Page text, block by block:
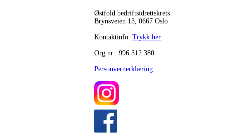
Østfold bedriftsidrettskrets
Brynsveien 13, 0667 Oslo
Kontaktinfo: Trykk her
Org.nr.: 996 312 380
Personvernerklæring